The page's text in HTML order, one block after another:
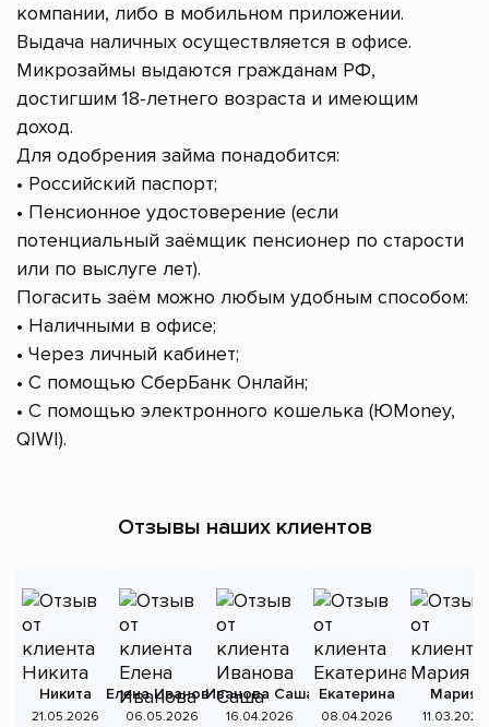
компании, либо в мобильном приложении.
Выдача наличных осуществляется в офисе.
Микрозаймы выдаются гражданам РФ,
достигшим 18-летнего возраста и имеющим
доход.
Для одобрения займа понадобится:
• Российский паспорт;
• Пенсионное удостоверение (если
потенциальный заёмщик пенсионер по старости
или по выслуге лет).
Погасить заём можно любым удобным способом:
• Наличными в офисе;
• Через личный кабинет;
• С помощью СберБанк Онлайн;
• С помощью электронного кошелька (ЮMoney,
QIWI).
Отзывы наших клиентов
Никита
21.05.2026
Елена Иванова
06.05.2026
Иванова Саша
16.04.2026
Екатерина
08.04.2026
Мария
11.03.2026